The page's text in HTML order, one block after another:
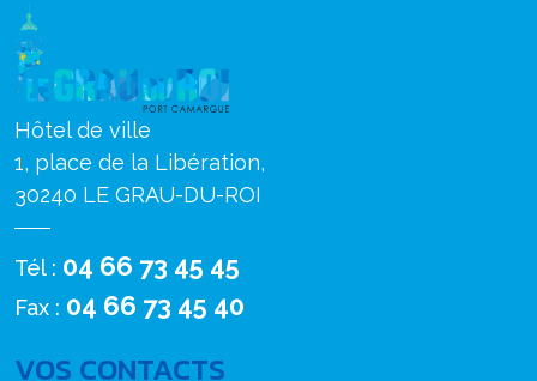
Hôtel de ville
1, place de la Libération,
30240 LE GRAU-DU-ROI
Tél : 04 66 73 45 45
Fax : 04 66 73 45 40
VOS CONTACTS